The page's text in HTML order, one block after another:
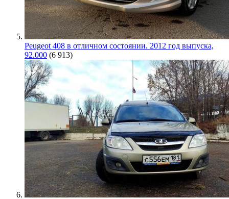
Peugeot 408 в отличном состоянии. 2012 год выпуска,
92.000 (6 913)